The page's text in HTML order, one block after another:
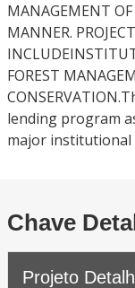
MANAGEMENT
MANNER.
FOREST
lending program
major
Chave
Projeto